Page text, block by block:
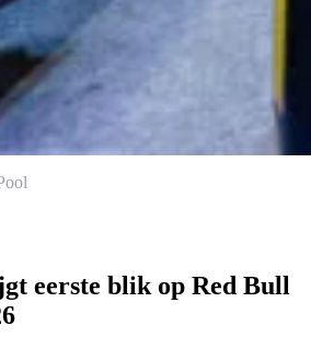
eerste blik op Red Bull